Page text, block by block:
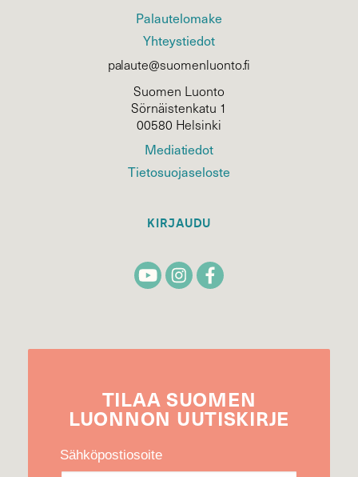
Palautelomake
Yhteystiedot
palaute@suomenluonto.fi
Suomen Luonto
Sörnäistenkatu 1
00580 Helsinki
Mediatiedot
Tietosuojaseloste
KIRJAUDU
TILAA SUOMEN
LUONNON UUTIS­KIRJE
Sähköpostiosoite